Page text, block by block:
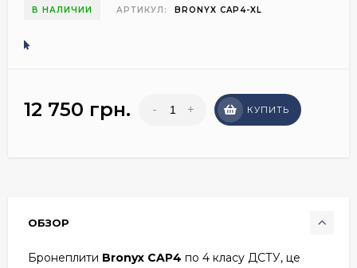
В НАЛИЧИИ АРТИКУЛ: BRONYX CAP4-XL
12 750 грн. - + КУПИТЬ
ОБЗОР
Бронеплити Bronyx CAP4 по 4 класу ДСТУ, це